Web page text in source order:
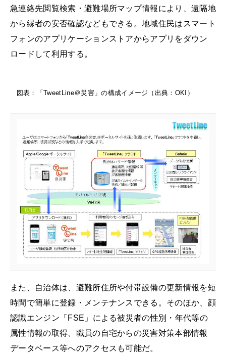
急連絡先閲覧検索・避難場所マップ情報により、遠隔地
から縁者の安否確認などもできる。地域住民はスマート
フォンのアプリケーションストアからアプリをダウン
ロードして利用する。
図表：「TweetLine＠災害」の構成イメージ（出典：OKI）
また、自治体は、避難所住所や付帯設備の更新情報を短
時間で簡単に登録・メンテナンスできる。そのほか、顔
認識エンジン「FSE」による被災者の性別・年代等の
属性情報の取得、職員の自宅からの災害対策本部情報
データベース等へのアクセスも可能だ。